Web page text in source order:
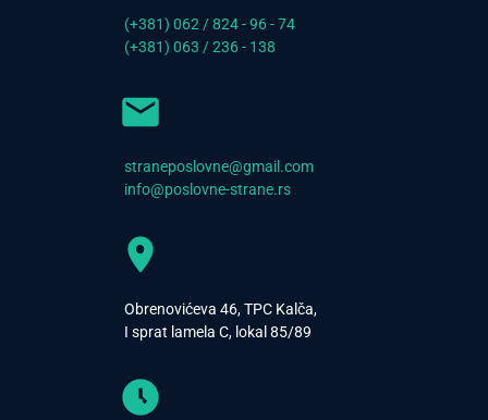
(+381) 062 / 824 - 96 - 74
(+381) 063 / 236 - 138
straneposlovne@gmail.com
info@poslovne-strane.rs
Obrenovićeva 46, TPC Kalča,
I sprat lamela C, lokal 85/89